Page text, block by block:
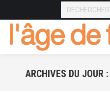
RECHERCHE
ARCHIVES DU JOUR :